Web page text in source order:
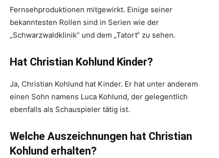
Fernsehproduktionen mitgewirkt. Einige seiner
bekanntesten Rollen sind in Serien wie der
„Schwarzwaldklinik“ und dem „Tatort“ zu sehen.
Hat Christian Kohlund Kinder?
Ja, Christian Kohlund hat Kinder. Er hat unter anderem
einen Sohn namens Luca Kohlund, der gelegentlich
ebenfalls als Schauspieler tätig ist.
Welche Auszeichnungen hat Christian
Kohlund erhalten?